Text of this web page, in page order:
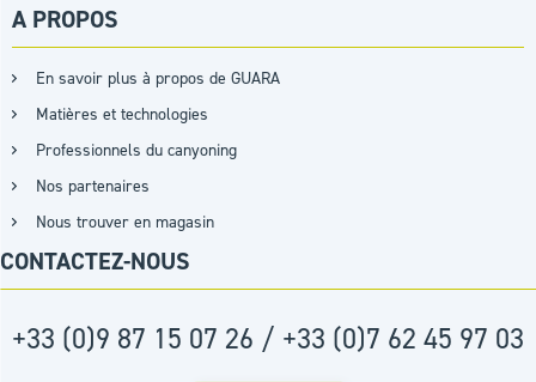
A PROPOS
En savoir plus à propos de GUARA
Matières et technologies
Professionnels du canyoning
Nos partenaires
Nous trouver en magasin
CONTACTEZ-NOUS
+33 (0)9 87 15 07 26 / +33 (0)7 62 45 97 03